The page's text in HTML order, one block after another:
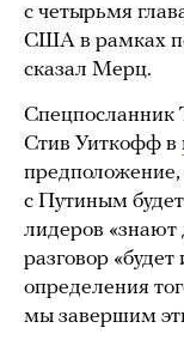
с четырьмя
США в рамках
сказал Мерц.
Спецпосланник
Стив Уиткофф в
с Путиным
лидеров «знают
разговор
определения
мы завершим